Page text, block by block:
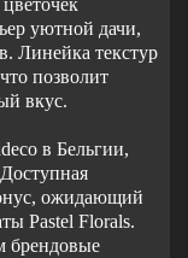
уютной дачи,
Линейка текстур
позволит
вкус.
в Бельгии,
ожидающий
Pastel Florals.
брендовые